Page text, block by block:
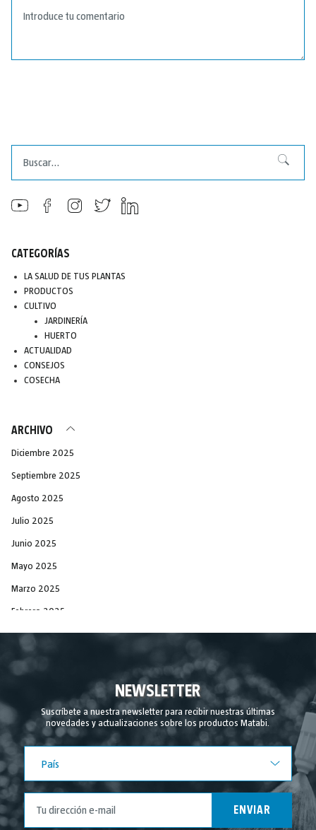
Buscar
CATEGORÍAS
LA SALUD DE TUS PLANTAS
PRODUCTOS
CULTIVO
JARDINERÍA
HUERTO
ACTUALIDAD
CONSEJOS
COSECHA
ARCHIVO
Diciembre 2025
Septiembre 2025
Agosto 2025
Julio 2025
Junio 2025
Mayo 2025
Marzo 2025
Febrero 2025
Diciembre 2024
Agosto 2024
Julio 2024
Junio 2024
Mayo 2024
Abril 2024
Marzo 2024
NEWSLETTER
Suscríbete a nuestra newsletter para recibir nuestras últimas
novedades y actualizaciones sobre los productos Matabi.
País
ENVIAR